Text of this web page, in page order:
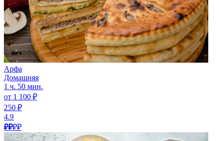
Арфа
Домашняя
1 ч. 50 мин.
от 1 100 ₽
250 ₽
4.9
₽₽₽₽